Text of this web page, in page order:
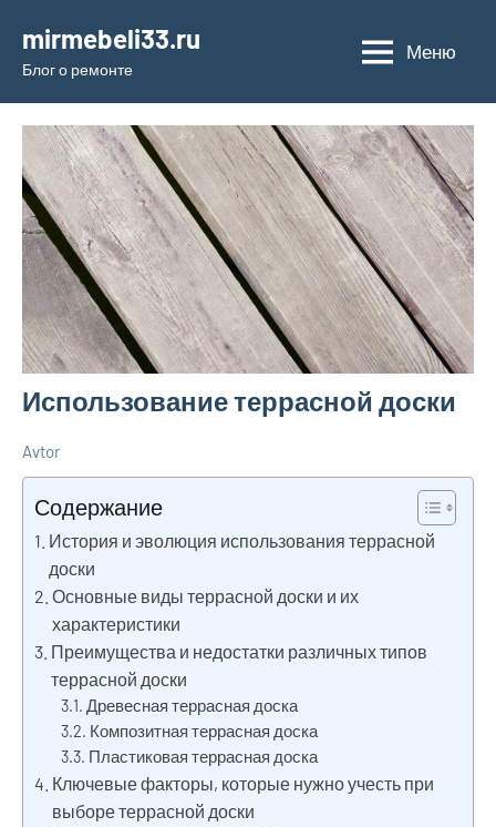
содержимому
mirmebeli33.ru
Блог о ремонте
Меню
Использование террасной доски
советы в
ремонте и
материалах
Avtor
Содержание
История и эволюция использования террасной
доски
Основные виды террасной доски и их
характеристики
Преимущества и недостатки различных типов
террасной доски
Древесная террасная доска
Композитная террасная доска
Пластиковая террасная доска
Ключевые факторы, которые нужно учесть при
выборе террасной доски